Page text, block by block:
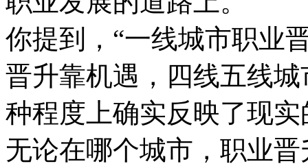
你提到，“一线城市职业
晋升靠机遇，四线五线
种程度上确实反映了现
无论在哪个城市，职业